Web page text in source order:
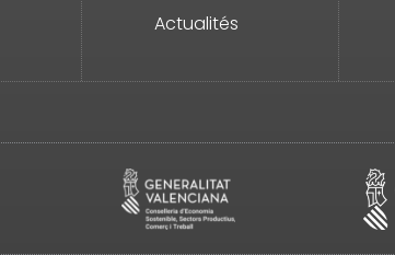
Actualités